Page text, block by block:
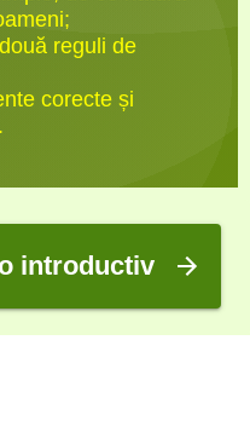
reguli de
corecte și
introductiv